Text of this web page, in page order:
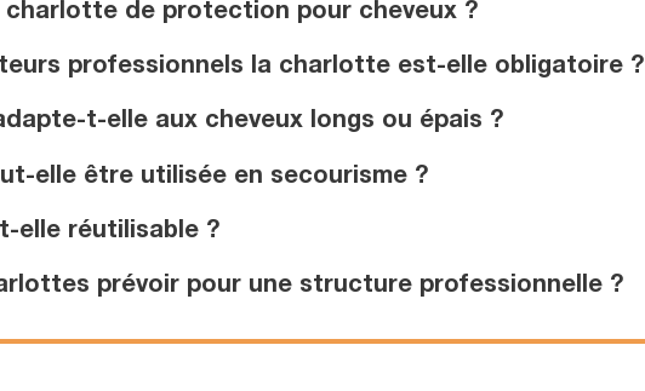
charlotte de protection pour cheveux ?
professionnels la charlotte est-elle obligatoire ?
t-elle aux cheveux longs ou épais ?
elle être utilisée en secourisme ?
elle réutilisable ?
prévoir pour une structure professionnelle ?